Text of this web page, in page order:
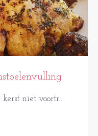
niet voortr...